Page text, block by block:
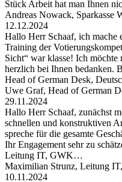
Stück Arbeit hat man Ihnen
Andreas Nowack, Sparkasse
12.12.2024
Hallo Herr Schaaf, ich mache
Training der
Sicht“ war klasse! Ich
herzlich bei Ihnen bedanken.
Head of German Desk,
Uwe Graf, Head of German
29.11.2024
Hallo Herr Schaaf, zunächst
schnellen und konstruktiven
spreche für die gesamte
Ihr Engagement sehr zu
Leitung IT, GWK…
Maximilian Strunz, Leitung
10.11.2024